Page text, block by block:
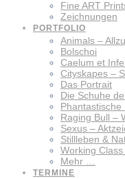
Fine ART
Zeichnungen
PORTFOLIO
Animals –
Bolschoi
Caelum et
Cityskapes –
Das Portrait
Die Schuhe
Phantastische
Raging Bull –
Sexus –
Stillleben &
Working
Mehr …
TERMINE